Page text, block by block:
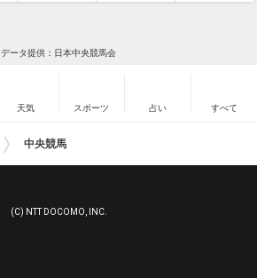
データ提供：日本中央競馬会
天気 スポーツ 占い すべて
中央競馬
(C) NTT DOCOMO, INC.